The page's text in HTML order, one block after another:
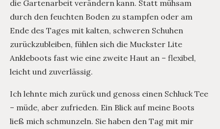
die Gartenarbeit verändern kann. Statt mühsam
durch den feuchten Boden zu stampfen oder am
Ende des Tages mit kalten, schweren Schuhen
zurückzubleiben, fühlen sich die Muckster Lite
Ankleboots fast wie eine zweite Haut an – flexibel,
leicht und zuverlässig.
Ich lehnte mich zurück und genoss einen Schluck Tee
– müde, aber zufrieden. Ein Blick auf meine Boots
ließ mich schmunzeln. Sie haben den Tag mit mir